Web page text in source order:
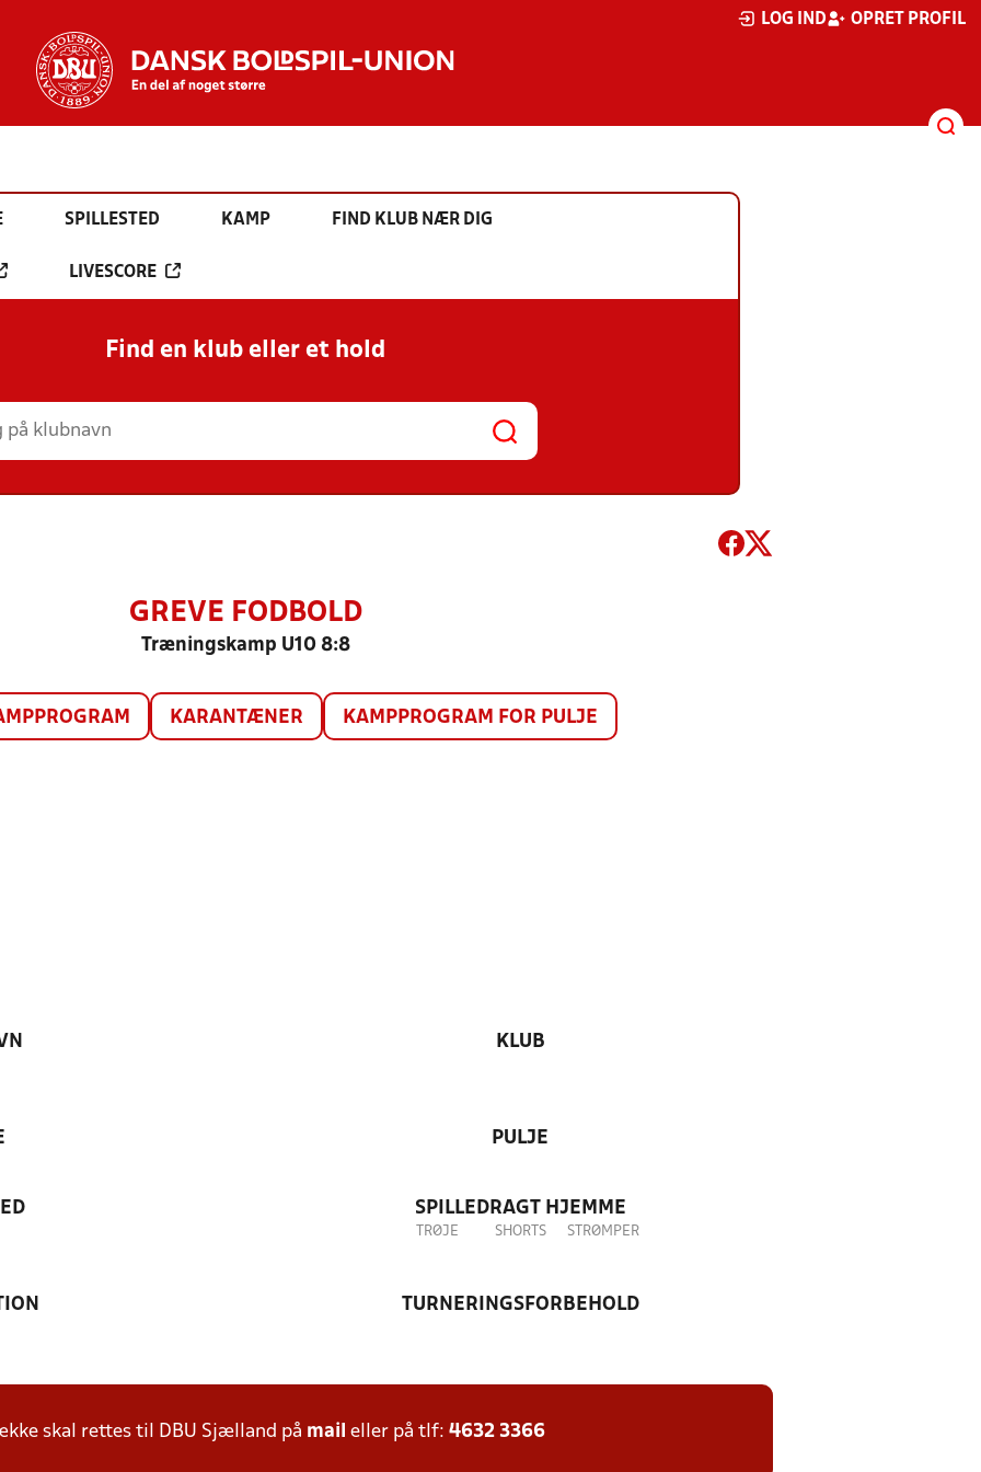
LOG IND OPRET PROFIL
SPILLESTED KAMP FIND KLUB NÆR DIG
LIVESCORE
Find en klub eller et hold
GREVE FODBOLD
Træningskamp U10 8:8
KARANTÆNER KAMPPROGRAM FOR PULJE
KLUB
PULJE
SPILLEDRAGT HJEMME
TRØJE SHORTS STRØMPER
TURNERINGSFORBEHOLD
skal rettes til DBU Sjælland på mail eller på tlf: 4632 3366